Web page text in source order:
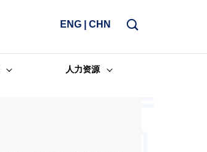
CHN
ENG
人力资源